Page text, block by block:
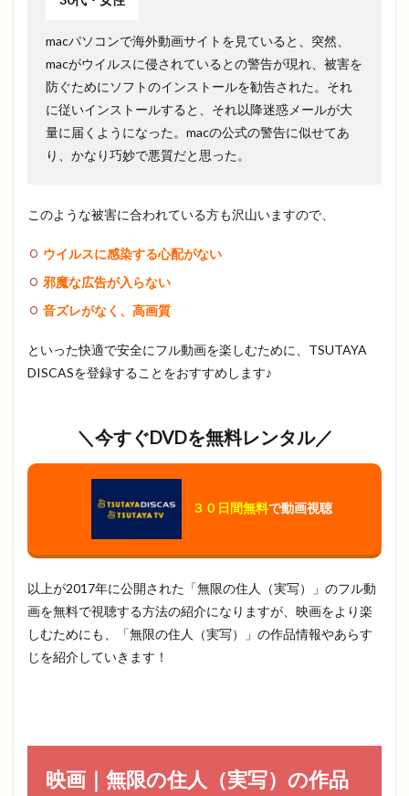
macパソコンで海外動画サイトを見ていると、突然、
macがウイルスに侵されているとの警告が現れ、被害を
防ぐためにソフトのインストールを勧告された。それ
に従いインストールすると、それ以降迷惑メールが大
量に届くようになった。macの公式の警告に似せてあ
り、かなり巧妙で悪質だと思った。
このような被害に合われている方も沢山いますので、
ウイルスに感染する心配がない
邪魔な広告が入らない
音ズレがなく、高画質
といった快適で安全にフル動画を楽しむために、TSUTAYA
DISCASを登録することをおすすめします♪
＼今すぐDVDを無料レンタル／
３０日間無料で動画視聴
以上が2017年に公開された「無限の住人（実写）」のフル動
画を無料で視聴する方法の紹介になりますが、映画をより楽
しむためにも、「無限の住人（実写）」の作品情報やあらす
じを紹介していきます！
映画｜無限の住人（実写）の作品